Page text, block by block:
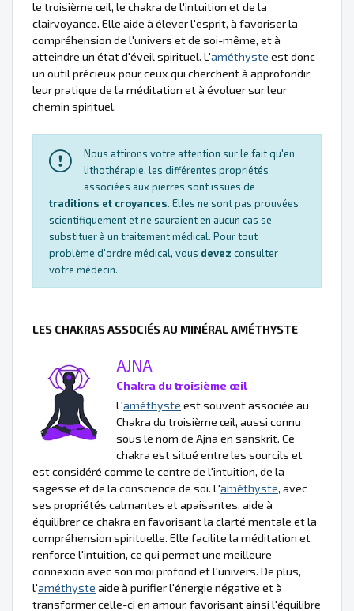
le troisième œil, le chakra de l'intuition et de la
clairvoyance. Elle aide à élever l'esprit, à favoriser la
compréhension de l'univers et de soi-même, et à
atteindre un état d'éveil spirituel. L'améthyste est donc
un outil précieux pour ceux qui cherchent à approfondir
leur pratique de la méditation et à évoluer sur leur
chemin spirituel.
Nous attirons votre attention sur le fait qu'en
lithothérapie, les différentes propriétés
associées aux pierres sont issues de
traditions et croyances. Elles ne sont pas prouvées
scientifiquement et ne sauraient en aucun cas se
substituer à un traitement médical. Pour tout
problème d'ordre médical, vous devez consulter
votre médecin.
LES CHAKRAS ASSOCIÉS AU MINÉRAL AMÉTHYSTE
AJNA
Chakra du troisième œil
L'améthyste est souvent associée au
Chakra du troisième œil, aussi connu
sous le nom de Ajna en sanskrit. Ce
chakra est situé entre les sourcils et
est considéré comme le centre de l'intuition, de la
sagesse et de la conscience de soi. L'améthyste, avec
ses propriétés calmantes et apaisantes, aide à
équilibrer ce chakra en favorisant la clarté mentale et la
compréhension spirituelle. Elle facilite la méditation et
renforce l'intuition, ce qui permet une meilleure
connexion avec son moi profond et l'univers. De plus,
l'améthyste aide à purifier l'énergie négative et à
transformer celle-ci en amour, favorisant ainsi l'équilibre